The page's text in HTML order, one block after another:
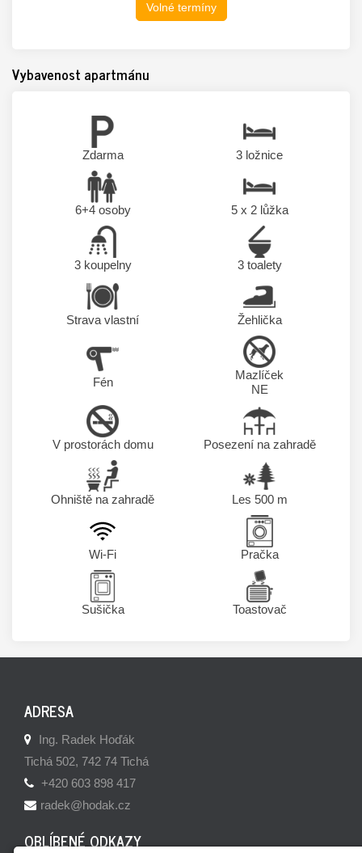
Volné termíny
Vybavenost apartmánu
Zdarma 3 ložnice
6+4 osoby 5 x 2 lůžka
3 koupelny 3 toalety
Strava vlastní Žehlička
Fén
Mazlíček
NE
V prostorách domu Posezení na zahradě
Ohniště na zahradě Les 500 m
Wi-Fi Pračka
Sušička Toastovač
ADRESA
Ing. Radek Hoďák
Tichá 502, 742 74 Tichá
+420 603 898 417
radek@hodak.cz
OBLÍBENÉ ODKAZY